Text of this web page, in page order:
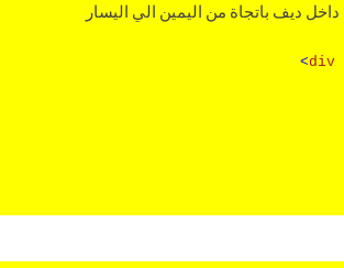
ديف باتجاة من اليمين الي اليسار
<div